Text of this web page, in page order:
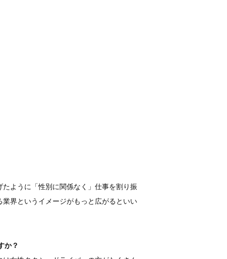
ように「性別に関係なく」仕事を割り振
界というイメージがもっと広がるといい
か？